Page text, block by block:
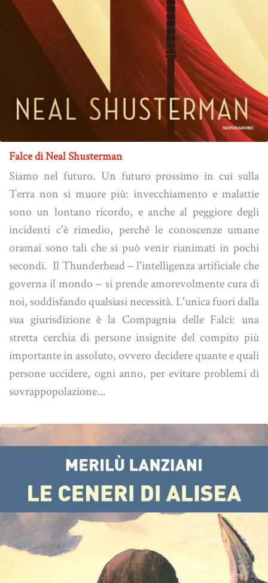
Falce di Neal Shusterman
Siamo nel futuro. Un futuro prossimo in cui sulla
Terra non si muore più: invecchiamento e malattie
sono un lontano ricordo, e anche al peggiore degli
incidenti c'è rimedio, perché le conoscenze umane
oramai sono tali che si può venir rianimati in pochi
secondi. Il Thunderhead – l'intelligenza artificiale che
governa il mondo – si prende amorevolmente cura di
noi, soddisfando qualsiasi necessità. L'unica fuori dalla
sua giurisdizione è la Compagnia delle Falci: una
stretta cerchia di persone insignite del compito più
importante in assoluto, ovvero decidere quante e quali
persone uccidere, ogni anno, per evitare problemi di
sovrappopolazione...